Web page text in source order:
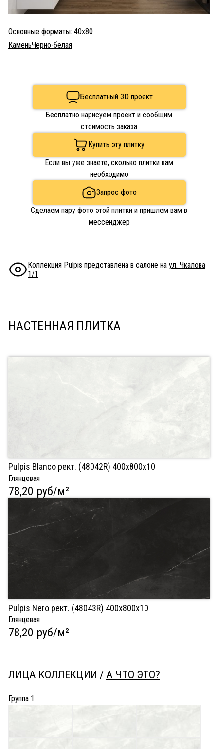
Основные форматы: 40х80
КаменьЧерно-белая
Бесплатный 3D проект
Бесплатно нарисуем проект и сообщим
стоимость заказа
Купить эту плитку
Если вы уже знаете, сколько плитки вам
необходимо
Запрос фото
Сделаем пару фото этой плитки и пришлем вам в
мессенджер
Коллекция Pulpis представлена в салоне на ул. Чкалова
1/1
НАСТЕННАЯ ПЛИТКА
Pulpis Blanco рект. (48042R) 400х800х10
Глянцевая
78,20 руб/м²
Pulpis Nero рект. (48043R) 400х800х10
Глянцевая
78,20 руб/м²
ЛИЦА КОЛЛЕКЦИИ /А ЧТО ЭТО?
Группа 1